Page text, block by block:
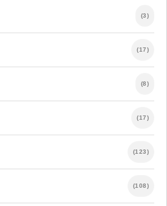
(3)
(17)
(8)
(17)
(123)
(108)